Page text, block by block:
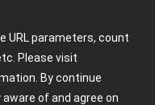
URL parameters, count
Please visit
By continue
of and agree on